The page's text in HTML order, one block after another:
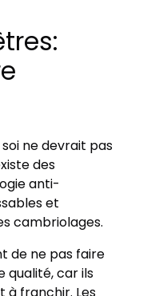
ne devrait pas
des
anti-
et
cambriolages.
de ne pas faire
qualité, car ils
franchir. Les